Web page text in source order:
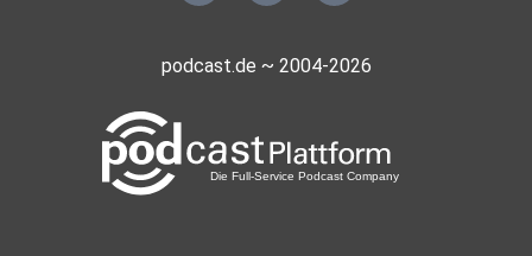
podcast.de ~ 2004-2026